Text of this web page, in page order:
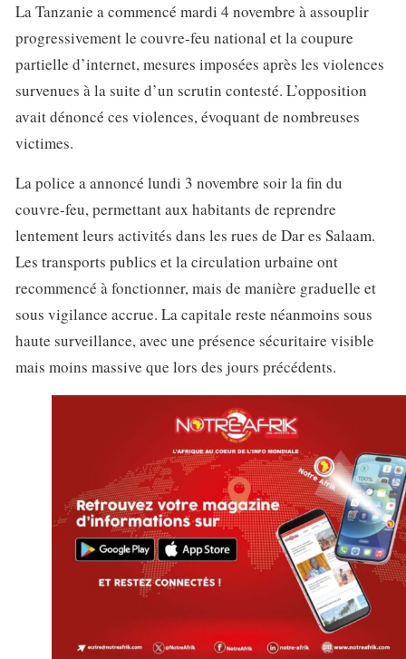
La Tanzanie a commencé mardi 4 novembre à assouplir
progressivement le couvre-feu national et la coupure
partielle d’internet, mesures imposées après les violences
survenues à la suite d’un scrutin contesté. L’opposition
avait dénoncé ces violences, évoquant de nombreuses
victimes.
La police a annoncé lundi 3 novembre soir la fin du
couvre-feu, permettant aux habitants de reprendre
lentement leurs activités dans les rues de Dar es Salaam.
Les transports publics et la circulation urbaine ont
recommencé à fonctionner, mais de manière graduelle et
sous vigilance accrue. La capitale reste néanmoins sous
haute surveillance, avec une présence sécuritaire visible
mais moins massive que lors des jours précédents.